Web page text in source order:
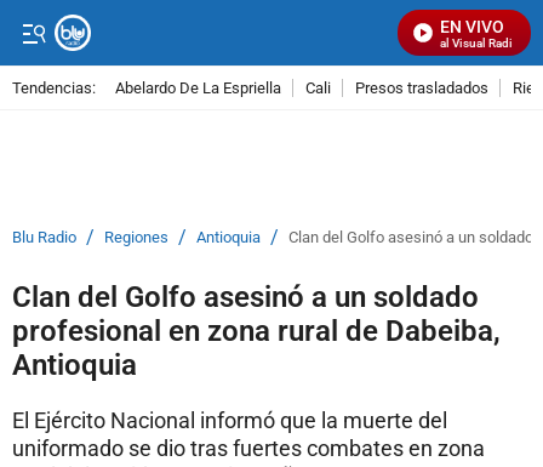
EN VIVO
Señal Visual Radio
Tendencias: Abelardo De La Espriella Cali Presos trasladados
Blu Radio / Regiones / Antioquia / Clan del Golfo asesinó a un soldado
Clan del Golfo asesinó a un soldado
profesional en zona rural de Dabeiba,
Antioquia
El Ejército Nacional informó que la muerte del
uniformado se dio tras fuertes combates en zona